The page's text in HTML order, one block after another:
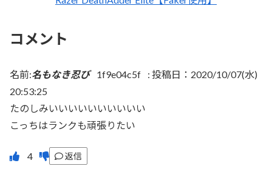
コメント
名前:名もなき忍び 1f9e04c5f : 投稿日：2020/10/07(水)
20:53:25
たのしみいいいいいいいいいい
こっちはランクも頑張りたい
返信